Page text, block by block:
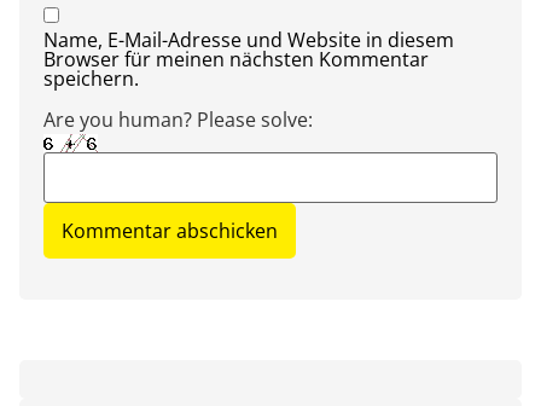
Name, E-Mail-Adresse und Website in diesem
Browser für meinen nächsten Kommentar
speichern.
Are you human? Please solve: